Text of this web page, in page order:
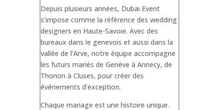
Depuis plusieurs années, Dubai Event
s’impose comme la référence des wedding
designers en Haute-Savoie. Avec des
bureaux dans le genevois et aussi dans la
vallée de l’Arve, notre équipe accompagne
les futurs mariés de Genève à Annecy, de
Thonon à Cluses, pour créer des
événements d’exception.
Chaque mariage est une histoire unique.